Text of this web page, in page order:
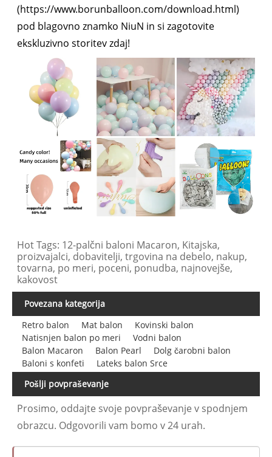
(https://www.borunballoon.com/download.html)
pod blagovno znamko NiuN in si zagotovite
ekskluzivno storitev zdaj!
Hot Tags: 12-palčni baloni Macaron, Kitajska,
proizvajalci, dobavitelji, trgovina na debelo, nakup,
tovarna, po meri, poceni, ponudba, najnovejše,
kakovost
Povezana kategorija
Retro balon
Mat balon
Kovinski balon
Natisnjen balon po meri
Vodni balon
Balon Macaron
Balon Pearl
Dolg čarobni balon
Baloni s konfeti
Lateks balon Srce
Pošlji povpraševanje
Prosimo, oddajte svoje povpraševanje v spodnjem
obrazcu. Odgovorili vam bomo v 24 urah.